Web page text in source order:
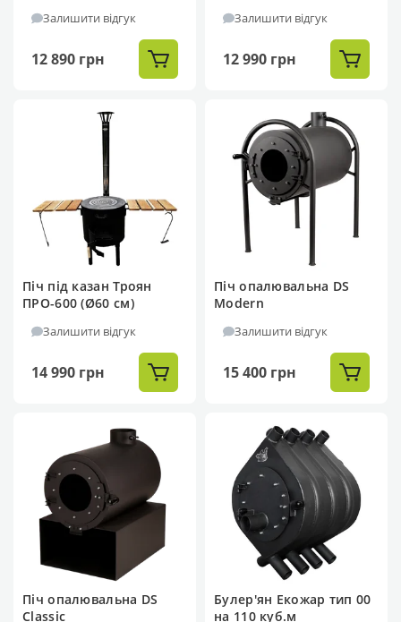
Залишити відгук
12 890 грн
Залишити відгук
12 990 грн
Піч під казан Троян
ПРО-600 (Ø60 см)
Залишити відгук
14 990 грн
Піч опалювальна DS
Modern
Залишити відгук
15 400 грн
Піч опалювальна DS
Classic
Булер'ян Екожар тип 00
на 110 куб.м